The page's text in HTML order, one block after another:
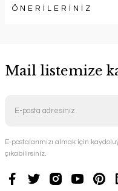
ÖNERİLERİNİZ
Mail listemize
E-postalarımızı almak için
çıkabilirsiniz.